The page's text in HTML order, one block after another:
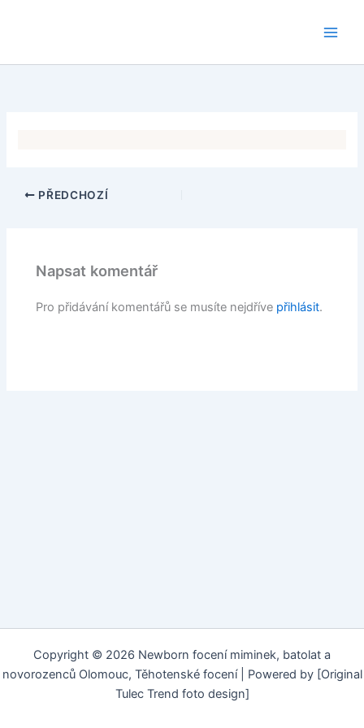
PŘEDCHOZÍ
Napsat komentář
Pro přidávání komentářů se musíte nejdříve přihlásit.
Copyright © 2026 Newborn focení miminek, batolat a
novorozenců Olomouc, Těhotenské focení | Powered by [Original
Tulec Trend foto design]